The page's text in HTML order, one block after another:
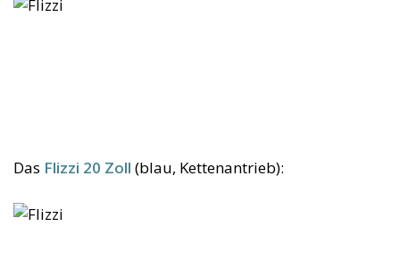
Das Flizzi 20 Zoll (blau, Kettenantrieb):